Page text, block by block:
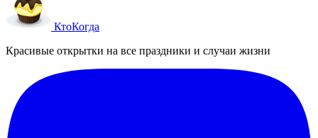
КтоКогда
Красивые открытки на все праздники и случаи жизни